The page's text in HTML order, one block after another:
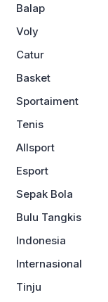
Balap
Voly
Catur
Basket
Sportaiment
Tenis
Allsport
Esport
Sepak Bola
Bulu Tangkis
Indonesia
Internasional
Tinju